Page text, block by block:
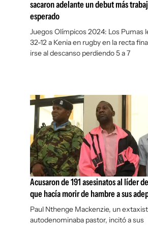
sacaron adelante un debut más
esperado
Juegos Olímpicos 2024: Los Pumas
32-12 a Kenia en rugby en la recta
irse al descanso perdiendo 5 a 7
Acusaron de 191 asesinatos al líder
que hacía morir de hambre a sus
Paul Nthenge Mackenzie, un
autodenominaba pastor, incitó a sus